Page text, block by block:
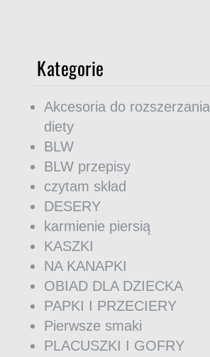
Kategorie
Akcesoria do rozszerzania
diety
BLW
BLW przepisy
czytam skład
DESERY
karmienie piersią
KASZKI
NA KANAPKI
OBIAD DLA DZIECKA
PAPKI I PRZECIERY
Pierwsze smaki
PLACUSZKI I GOFRY